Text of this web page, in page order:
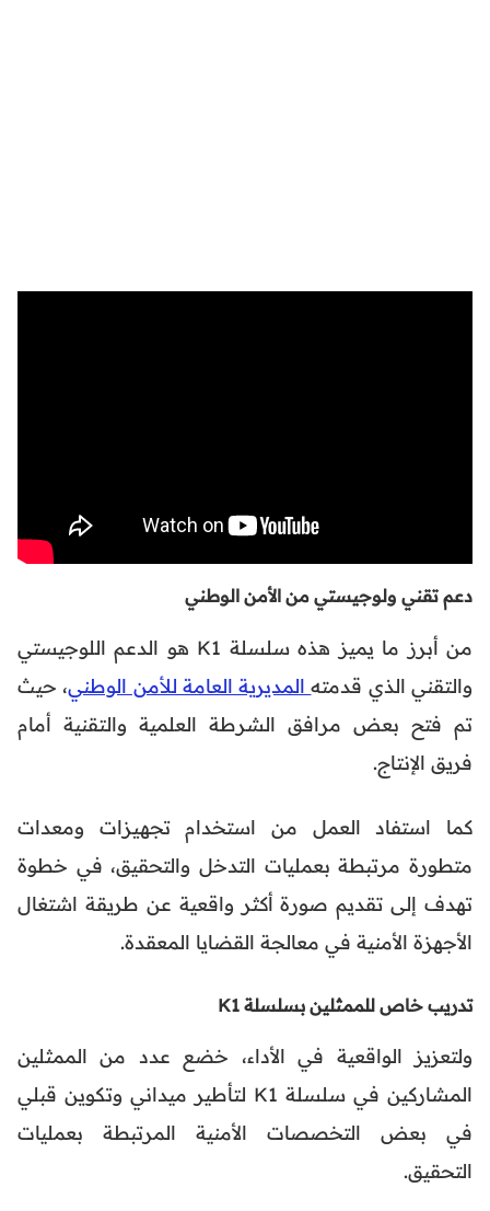
دعم تقني ولوجيستي من الأمن الوطني
من أبرز ما يميز هذه سلسلة K1 هو الدعم اللوجيستي
والتقني الذي قدمتهالمديرية العامة للأمن الوطني، حيث
تم فتح بعض مرافق الشرطة العلمية والتقنية أمام
فريق الإنتاج.
كما استفاد العمل من استخدام تجهيزات ومعدات
متطورة مرتبطة بعمليات التدخل والتحقيق، في خطوة
تهدف إلى تقديم صورة أكثر واقعية عن طريقة اشتغال
الأجهزة الأمنية في معالجة القضايا المعقدة.
تدريب خاص للممثلين بسلسلة K1
ولتعزيز الواقعية في الأداء، خضع عدد من الممثلين
المشاركين في سلسلة K1 لتأطير ميداني وتكوين قبلي
في بعض التخصصات الأمنية المرتبطة بعمليات
التحقيق.